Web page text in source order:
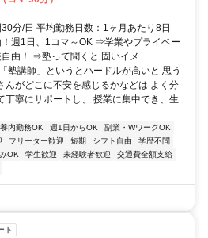
分/日 平均勤務日数：1ヶ月あたり8日
！週1日、1コマ～OK ⇒学業やプライベー
由！ ⇒塾って聞くと 固いイメ...
塾講師」というとハードルが高いと 思う
んがどこに不安を感じるかなどは よく分
丁寧にサポートし、 授業に集中でき、生
内勤務OK 週1日からOK
副業・WワークOK
フリーター歓迎 短期 シフト自由
学歴不問
OK 学生歓迎 未経験者歓迎
交通費全額支給
ト